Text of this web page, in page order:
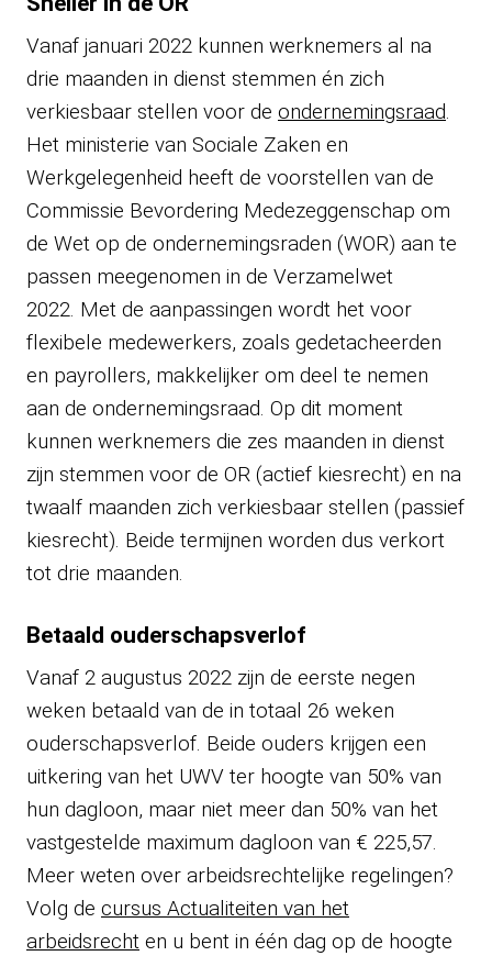
Vanaf januari 2022 kunnen werknemers al na
drie maanden in dienst stemmen én zich
verkiesbaar stellen voor de ondernemingsraad.
Het ministerie van Sociale Zaken en
Werkgelegenheid heeft de voorstellen van de
Commissie Bevordering Medezeggenschap om
de Wet op de ondernemingsraden (WOR) aan te
passen meegenomen in de Verzamelwet
2022. Met de aanpassingen wordt het voor
flexibele medewerkers, zoals gedetacheerden
en payrollers, makkelijker om deel te nemen
aan de ondernemingsraad. Op dit moment
kunnen werknemers die zes maanden in dienst
zijn stemmen voor de OR (actief kiesrecht) en na
twaalf maanden zich verkiesbaar stellen (passief
kiesrecht). Beide termijnen worden dus verkort
tot drie maanden.
Betaald ouderschapsverlof
Vanaf 2 augustus 2022 zijn de eerste negen
weken betaald van de in totaal 26 weken
ouderschapsverlof. Beide ouders krijgen een
uitkering van het UWV ter hoogte van 50% van
hun dagloon, maar niet meer dan 50% van het
vastgestelde maximum dagloon van € 225,57.
Meer weten over arbeidsrechtelijke regelingen?
Volg de cursus Actualiteiten van het
arbeidsrecht en u bent in één dag op de hoogte